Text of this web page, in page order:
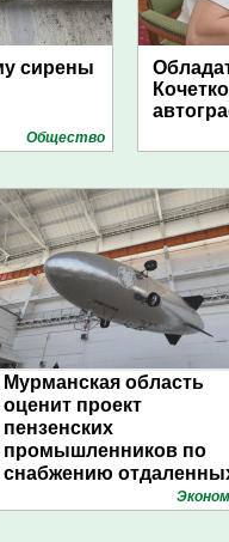
сирены
Общество
Мурманская область
оценит проект
пензенских
промышленников по
снабжению
поселений с помощью